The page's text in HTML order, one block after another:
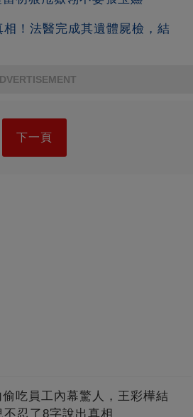
！法醫完成其遺體屍檢，結
下一頁
吃員工內幕驚人，王彩樺結
忍了8字說出真相